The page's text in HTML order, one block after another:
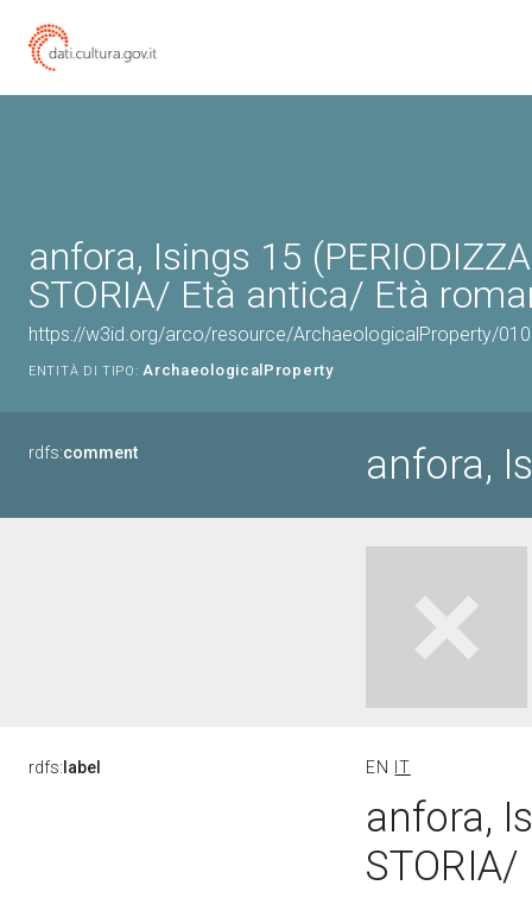
anfora, Isings 15
STORIA/ Età antica/ Età
https://w3id.org/arco/resource/ArchaeologicalProperty/
ENTITÀ DI TIPO: ArchaeologicalProperty
rdfs:comment anfora,
rdfs: label EN IT
anfora,